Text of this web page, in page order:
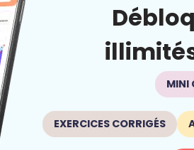
MINI
EXERCICES CORRIGÉS